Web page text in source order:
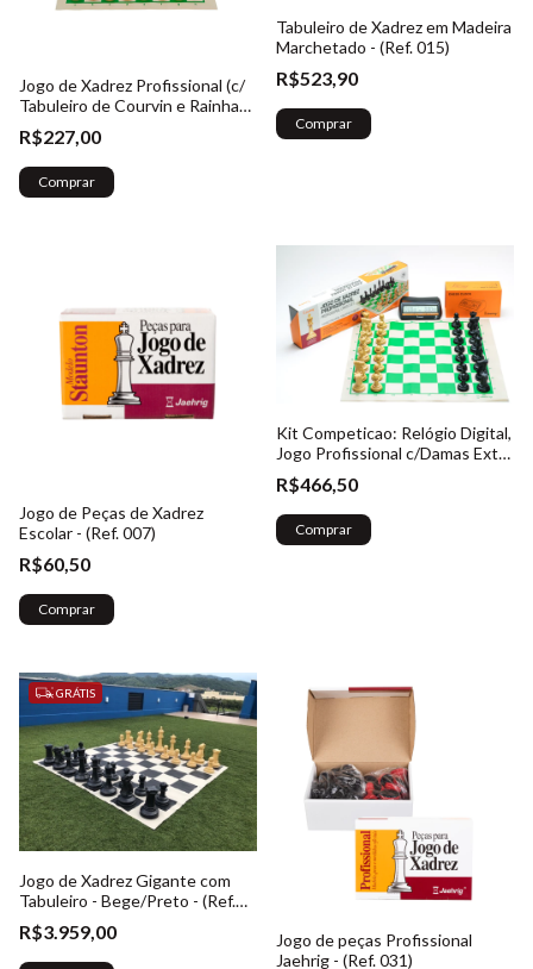
Jogo de Xadrez Profissional (c/
Tabuleiro de Courvin e Rainhas
Extras) - (Ref. 010)
R$227,00
Comprar
Tabuleiro de Xadrez em Madeira
Marchetado - (Ref. 015)
R$523,90
Comprar
Jogo de Peças de Xadrez
Escolar - (Ref. 007)
R$60,50
Comprar
Kit Competicao: Relógio Digital,
Jogo Profissional c/Damas Extra
e tabuleiro - Ref. 070
R$466,50
GRÁTIS
Jogo de Xadrez Gigante com
Tabuleiro - Bege/Preto - (Ref.
023)
R$3.959,00
Jogo de peças Profissional
Jaehrig - (Ref. 031)